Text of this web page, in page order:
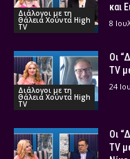
Διάλογοι με τη
Θάλεια Χούντα High
TV
και
8
Διάλογοι με τη
Θάλεια Χούντα High
TV
Οι
TV
24
Οι
TV